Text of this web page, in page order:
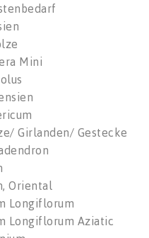
Mini
Girlanden/ Gestecke
Oriental
Longiflorum
Longiflorum Aziatic